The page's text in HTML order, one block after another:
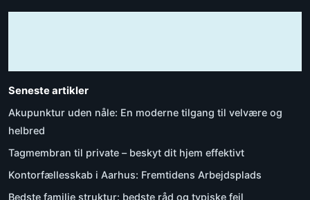
Seneste artikler
Akupunktur uden nåle: En moderne tilgang til velvære og
helbred
Tagmembran til private – beskyt dit hjem effektivt
Kontorfællesskab i Aarhus: Fremtidens Arbejdsplads
Bedste familie struktur: bedste råd og typiske fejl